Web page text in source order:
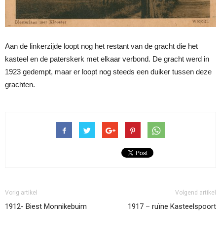
Aan de linkerzijde loopt nog het restant van de gracht die het
kasteel en de paterskerk met elkaar verbond. De gracht werd in
1923 gedempt, maar er loopt nog steeds een duiker tussen deze
grachten.
Vorig artikel
1912- Biest Monnikebuim
Volgend artikel
1917 – ruïne Kasteelspoort